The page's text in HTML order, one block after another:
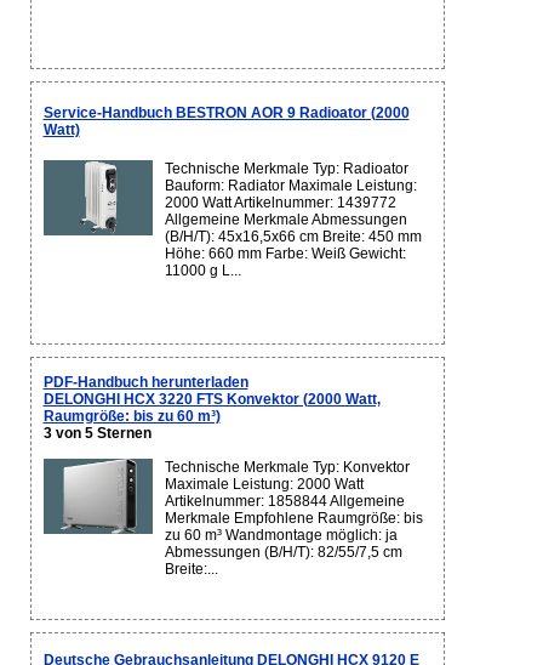
Service-Handbuch BESTRON AOR 9 Radioator (2000
Watt)
Technische Merkmale Typ: Radioator
Bauform: Radiator Maximale Leistung:
2000 Watt Artikelnummer: 1439772
Allgemeine Merkmale Abmessungen
(B/H/T): 45x16,5x66 cm Breite: 450 mm
Höhe: 660 mm Farbe: Weiß Gewicht:
11000 g L...
PDF-Handbuch herunterladen
DELONGHI HCX 3220 FTS Konvektor (2000 Watt,
Raumgröße: bis zu 60 m³)
3 von 5 Sternen
Technische Merkmale Typ: Konvektor
Maximale Leistung: 2000 Watt
Artikelnummer: 1858844 Allgemeine
Merkmale Empfohlene Raumgröße: bis
zu 60 m³ Wandmontage möglich: ja
Abmessungen (B/H/T): 82/55/7,5 cm
Breite:...
Deutsche Gebrauchsanleitung DELONGHI HCX 9120 E